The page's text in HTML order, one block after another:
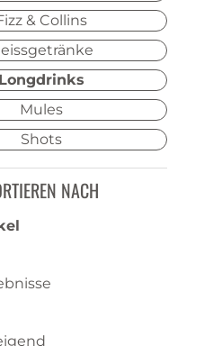
& Collins
Longdrinks
Mules
Shots
NACH